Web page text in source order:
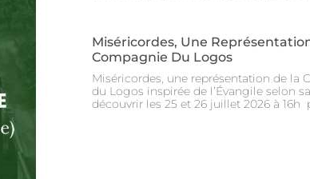
Miséricordes, Une
Compagnie Du Logos
Miséricordes, une représentation de la
du Logos inspirée de l’Évangile selon
découvrir les 25 et 26 juillet 2026 à 16h